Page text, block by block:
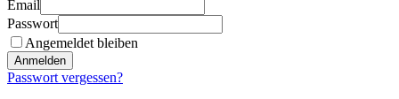
Email
Passwort
Angemeldet bleiben
Anmelden
Passwort vergessen?